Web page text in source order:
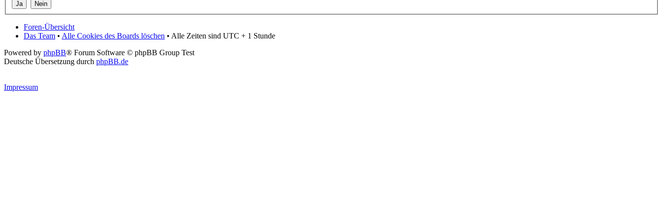
Foren-Übersicht
Das Team • Alle Cookies des Boards löschen • Alle Zeiten sind UTC + 1 Stunde
Powered by phpBB® Forum Software © phpBB Group Test
Deutsche Übersetzung durch phpBB.de
Impressum